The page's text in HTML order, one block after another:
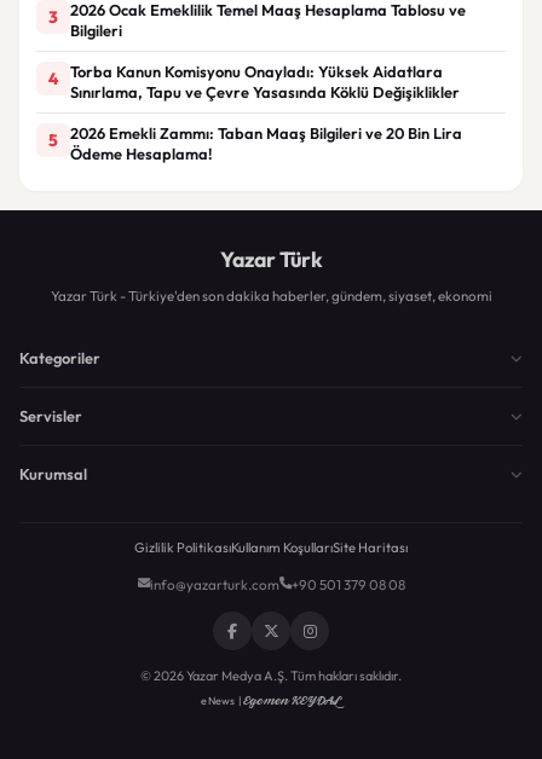
3
2026 Ocak Emeklilik Temel Maaş Hesaplama Tablosu ve
Bilgileri
4
Torba Kanun Komisyonu Onayladı: Yüksek Aidatlara
Sınırlama, Tapu ve Çevre Yasasında Köklü Değişiklikler
5
2026 Emekli Zammı: Taban Maaş Bilgileri ve 20 Bin Lira
Ödeme Hesaplama!
Yazar Türk
Yazar Türk - Türkiye'den son dakika haberler, gündem, siyaset, ekonomi
Kategoriler
Servisler
Kurumsal
Gizlilik PolitikasıKullanım KoşullarıSite Haritası
info@yazarturk.com +90 501 379 08 08
© 2026 Yazar Medya A.Ş. Tüm hakları saklıdır.
eNews |Egemen KEYDAL